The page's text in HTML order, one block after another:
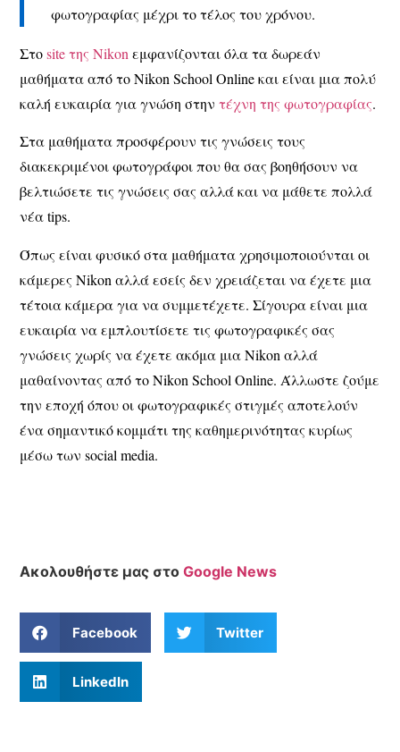
φωτογραφίας μέχρι το τέλος του χρόνου.
Στοsite της Nikon εμφανίζονται όλα τα δωρεάν
μαθήματα από το Nikon School Online και είναι μια πολύ
καλή ευκαιρία για γνώση στηντέχνη της φωτογραφίας.
Στα μαθήματα προσφέρουν τις γνώσεις τους
διακεκριμένοι φωτογράφοι που θα σας βοηθήσουν να
βελτιώσετε τις γνώσεις σας αλλά και να μάθετε πολλά
νέα tips.
Όπως είναι φυσικό στα μαθήματα χρησιμοποιούνται οι
κάμερες Nikon αλλά εσείς δεν χρειάζεται να έχετε μια
τέτοια κάμερα για να συμμετέχετε. Σίγουρα είναι μια
ευκαιρία να εμπλουτίσετε τις φωτογραφικές σας
γνώσεις χωρίς να έχετε ακόμα μια Nikon αλλά
μαθαίνοντας από το Nikon School Online. Άλλωστε ζούμε
την εποχή όπου οι φωτογραφικές στιγμές αποτελούν
ένα σημαντικό κομμάτι της καθημερινότητας κυρίως
μέσω των social media.
Ακολουθήστε μας στοGoogle News
Facebook Twitter
LinkedIn